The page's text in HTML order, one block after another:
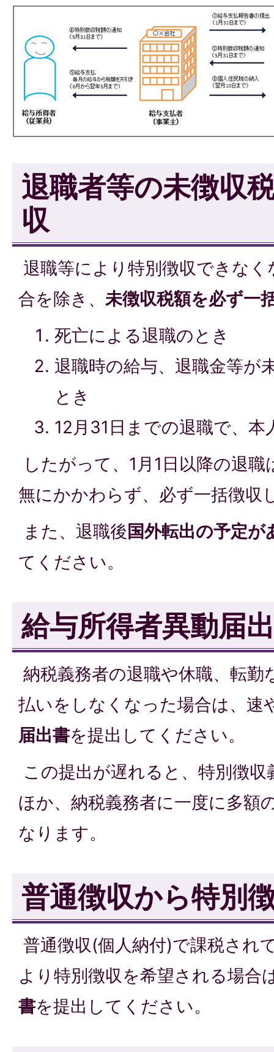
退職者等の未徴収
収
退職等により特別徴収できな
合を除き、 未徴収税額を必ず一
死亡による退職のとき
退職時の給与、退職金等が
とき
12月31日までの退職で、
したがって、1月1日以降の退
無にかかわらず、必ず一括徴収
また、退職後 国外転出の予定
てください。
給与所得者異動届
納税義務者の退職や休職、転
払いをしなくなった場合は、速
届出書を提出してください。
この提出が遅れると、特別徴
ほか、納税義務者に一度に多額
なります。
普通徴収から特別
普通徴収(個人納付)で課税され
より特別徴収を希望される場合
書を提出してください。